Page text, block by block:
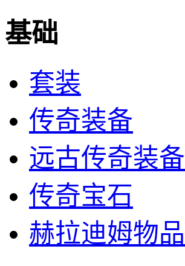
基础
套装
传奇装备
远古传奇装备
传奇宝石
赫拉迪姆物品